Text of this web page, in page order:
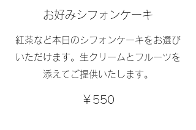
お好みシフォンケーキ
紅茶など本日のシフォンケーキをお選び
いただけます。生クリームとフルーツを
添えてご提供いたします。
￥550